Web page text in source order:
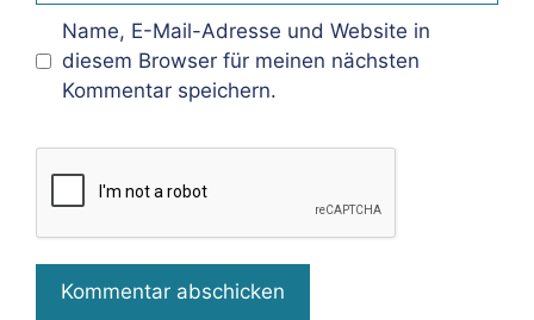
Name, E-Mail-Adresse und Website in
diesem Browser für meinen nächsten
Kommentar speichern.